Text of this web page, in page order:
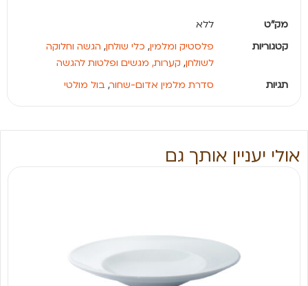
מק"ט
ללא
קטגוריות
פלסטיק ומלמין, כלי שולחן, הגשה וחלוקה
לשולחן, קערות, מגשים ופלטות להגשה
תגיות
סדרת מלמין אדום-שחור, בול מולטי
אולי יעניין אותך גם